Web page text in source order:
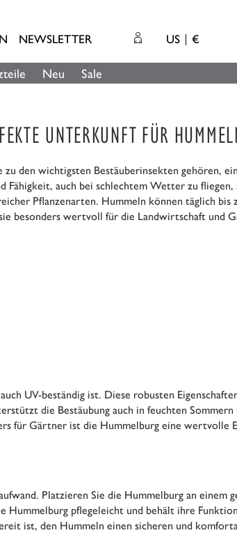
NEWSLETTER US €
Neu Sale
UNTERKUNFT FÜR
den wichtigsten Bestäuberinsekten gehören,
Fähigkeit, auch bei schlechtem Wetter zu fliegen,
Pflanzenarten. Hummeln können täglich bis
besonders wertvoll für die Landwirtschaft und
UV-beständig ist. Diese robusten
die Bestäubung auch in feuchten Sommern
für Gärtner ist die Hummelburg eine wertvolle
Platzieren Sie die Hummelburg an einem
pflegeleicht und behält ihre
ist, den Hummeln einen sicheren und